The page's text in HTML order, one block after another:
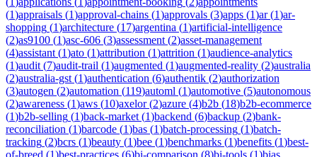
(1)appraisals (1)approval-chains (1)approvals (3)apps (1)ar(1)ar-
shopping (1)architecture (17)argentina (1)artificial-intelligence
(2)as9100 (1)asc-606 (3)assessment (2)asset-management
(4)assistant (1)ato (1)attribution (1)attrition (1)audience-analytics
(1)audit (7)audit-trail (1)augmented (1)augmented-reality (2)australia
(2)australia-gst (1)authentication (6)authentik (2)authorization
(3)autogen (2)automation (119)automl (1)automotive (5)autonomous
(2)awareness (1)aws (10)axelor(2)azure (4)b2b (18)b2b-ecommerce
(1)b2b-selling (1)back-market (1)backend (6)backup (2)bank-
reconciliation (1)barcode (1)bas (1)batch-processing (1)batch-
tracking (2)bcrs (1)beauty (1)bee (1)benchmarks (1)benefits (1)best-
of-breed (1)best-practices (6)bi-comparison (8)bi-tools (1)bias